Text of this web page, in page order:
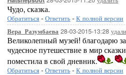
Чудо, сказка.
Обратиться - Ответить - К полной версии
Вера_Разумбаева 28-03-2015-13:28
Великолепный музей! благодарю
чудесное путешествие в мир
поместила в свой дневник.
Обратиться - Ответить - К полной версии